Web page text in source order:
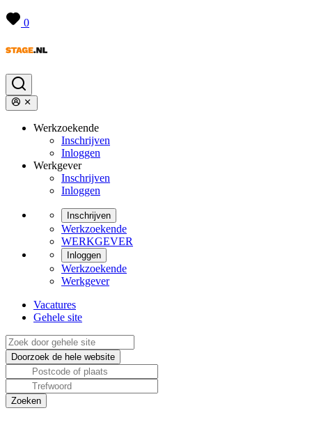
0
Werkzoekende
Inschrijven
Inloggen
Werkgever
Inschrijven
Inloggen
Inschrijven
Werkzoekende
WERKGEVER
Inloggen
Werkzoekende
Werkgever
Vacatures
Gehele site